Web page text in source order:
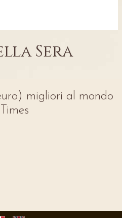
Sera
migliori al mondo